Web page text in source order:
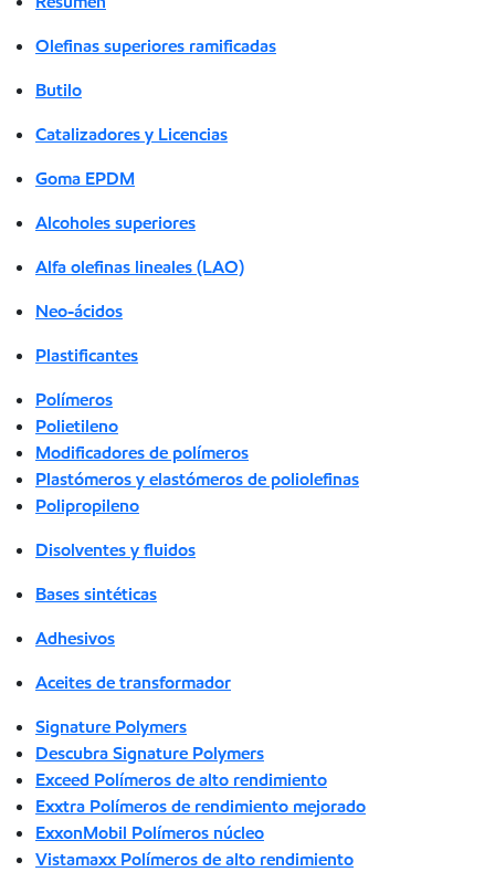
Olefinas superiores ramificadas
Butilo
Catalizadores y Licencias
Goma EPDM
Alcoholes superiores
Alfa olefinas lineales (LAO)
Neo-ácidos
Plastificantes
Polímeros
Polietileno
Modificadores de polímeros
Plastómeros y elastómeros de poliolefinas
Polipropileno
Disolventes y fluidos
Bases sintéticas
Adhesivos
Aceites de transformador
Signature Polymers
Descubra Signature Polymers
Exceed Polímeros de alto rendimiento
Exxtra Polímeros de rendimiento mejorado
ExxonMobil Polímeros núcleo
Vistamaxx Polímeros de alto rendimiento